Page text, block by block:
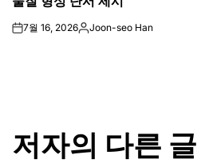
on7월 16, 2026Posted
Joon-seo Han
저자의 다른 글